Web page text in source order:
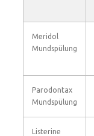
Meridol
Mundspülung
Parodontax
Mundspülung
Listerine